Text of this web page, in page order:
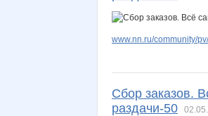
www.nn.ru/community/
Сбор заказов.
раздачи-50